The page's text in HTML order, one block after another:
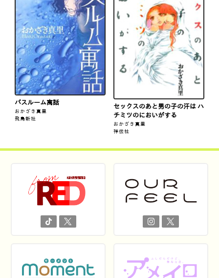
バスルーム寓話
おかざき真里
飛鳥新社
セックスのあと男の子の汗は ハ
チミツのにおいがする
おかざき真里
祥伝社